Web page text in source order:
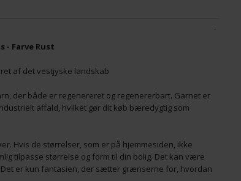
- Farve Rust
af det vestjyske landskab
der både er regenereret og regenererbart. Garnet er
affald, hvilket gør dit køb bæredygtig som
Hvis de størrelser, som er på hjemmesiden, ikke
tilpasse størrelse og form til din bolig. Det kan være
er kun fantasien, der sætter grænserne for, hvordan